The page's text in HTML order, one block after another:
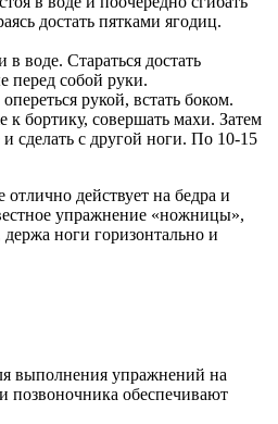
достать пятками ягодиц.
воде. Стараться достать
перед собой руки.
рукой, встать боком.
к бортику, совершать махи. Затем
сделать с другой ноги. По 10-15
действует на бедра и
упражнение «ножницы»,
ноги горизонтально и
выполнения упражнений на
позвоночника обеспечивают